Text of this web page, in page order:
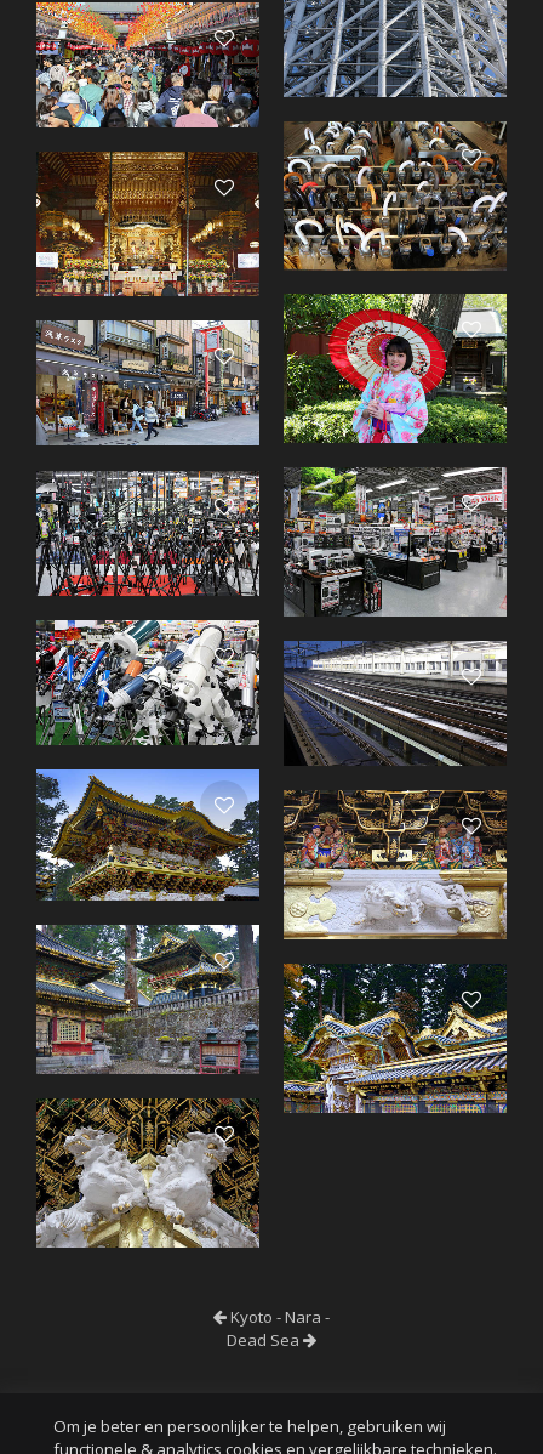
Kyoto - Nara -
Dead Sea
Om je beter en persoonlijker te helpen, gebruiken wij
functionele & analytics cookies en vergelijkbare technieken.